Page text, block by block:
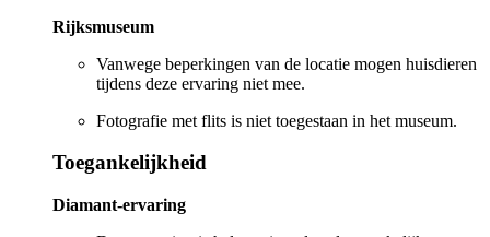
Rijksmuseum
Vanwege beperkingen van de locatie mogen huisdieren
tijdens deze ervaring niet mee.
Fotografie met flits is niet toegestaan in het museum.
Toegankelijkheid
Diamant-ervaring